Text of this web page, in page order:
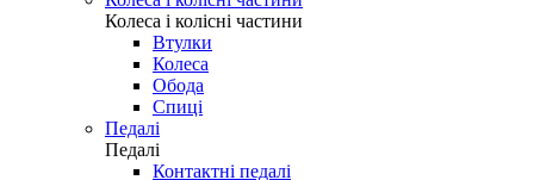
Колеса і колісні частини
Втулки
Колеса
Обода
Спиці
Педалі
Педалі
Контактні педалі